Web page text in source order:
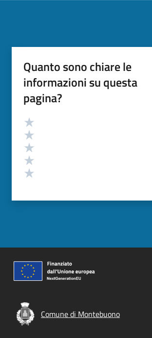
Quanto sono chiare le
informazioni su questa
pagina?
Valutazione
Comune di Montebuono